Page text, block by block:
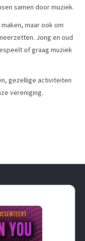
samen door muziek.
maar ook om
Jong en oud
of graag muziek
gezellige activiteiten
vereniging.